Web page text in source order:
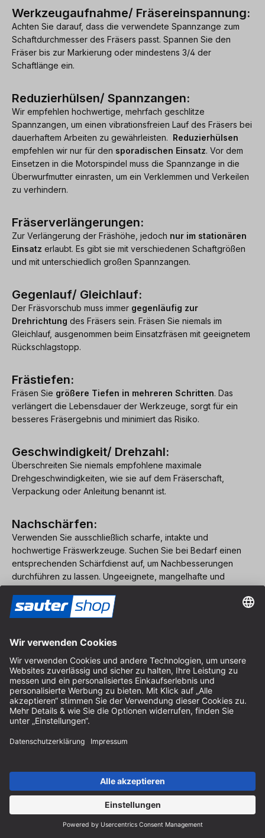
Werkzeugaufnahme/ Fräsereinspannung:
Achten Sie darauf, dass die verwendete Spannzange zum
Schaftdurchmesser des Fräsers passt. Spannen Sie den
Fräser bis zur Markierung oder mindestens 3/4 der
Schaftlänge ein.
Reduzierhülsen/ Spannzangen:
Wir empfehlen hochwertige, mehrfach geschlitze
Spannzangen, um einen vibrationsfreien Lauf des Fräsers bei
dauerhaftem Arbeiten zu gewährleisten. Reduzierhülsen
empfehlen wir nur für den sporadischen Einsatz. Vor dem
Einsetzen in die Motorspindel muss die Spannzange in die
Überwurfmutter einrasten, um ein Verklemmen und Verkeilen
zu verhindern.
Fräserverlängerungen:
Zur Verlängerung der Fräshöhe, jedoch nur im stationären
Einsatz erlaubt. Es gibt sie mit verschiedenen Schaftgrößen
und mit unterschiedlich großen Spannzangen.
Gegenlauf/ Gleichlauf:
Der Fräsvorschub muss immer gegenläufig zur
Drehrichtung des Fräsers sein. Fräsen Sie niemals im
Gleichlauf, ausgenommen beim Einsatzfräsen mit geeignetem
Rückschlagstopp.
Frästiefen:
Fräsen Sie größere Tiefen in mehreren Schritten. Das
verlängert die Lebensdauer der Werkzeuge, sorgt für ein
besseres Fräsergebnis und minimiert das Risiko.
Geschwindigkeit/ Drehzahl:
Überschreiten Sie niemals empfohlene maximale
Drehgeschwindigkeiten, wie sie auf dem Fräserschaft,
Verpackung oder Anleitung benannt ist.
Nachschärfen:
Verwenden Sie ausschließlich scharfe, intakte und
hochwertige Fräswerkzeuge. Suchen Sie bei Bedarf einen
entsprechenden Schärfdienst auf, um Nachbesserungen
durchführen zu lassen. Ungeeignete, mangelhafte und
dar.
Allgemeine Sicherheitshinweise ENT
Fräser:
Welche Hinweise Sie bei der Benutzung von ENT
Oberfräsern beachten müssen, erfahren Sie hier
Sicherheitshinweise ENT Fräser.
Dafür stehen wir! Sie finden bei uns innovative Produkte aus
der Holzbearbeitung.
Dabei konzentrieren wir uns im Kern auf die Bereiche Fräsen,
Sägen und Bohren.